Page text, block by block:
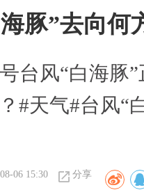
豚”去向何
台风“白海豚
#天气#台风“
06 15:30 分享